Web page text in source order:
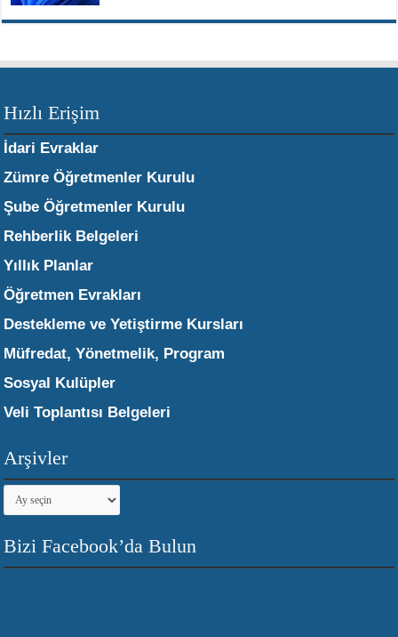
Hızlı Erişim
İdari Evraklar
Zümre Öğretmenler Kurulu
Şube Öğretmenler Kurulu
Rehberlik Belgeleri
Yıllık Planlar
Öğretmen Evrakları
Destekleme ve Yetiştirme Kursları
Müfredat, Yönetmelik, Program
Sosyal Kulüpler
Veli Toplantısı Belgeleri
Arşivler
Arşivler
Bizi Facebook’da Bulun